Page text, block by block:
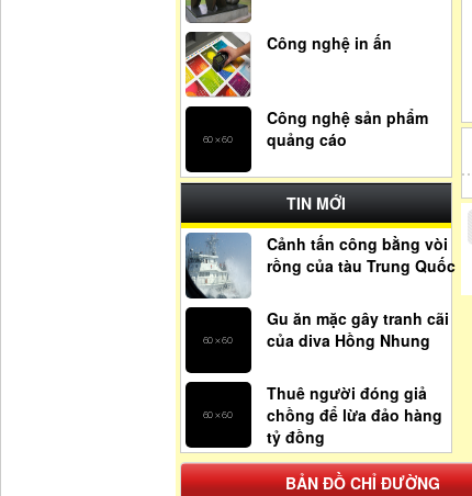
Công nghệ in ấn
Công nghệ sản phẩm
quảng cáo
TIN MỚI
Cảnh tấn công bằng vòi
rồng của tàu Trung Quốc
Gu ăn mặc gây tranh cãi
của diva Hồng Nhung
Thuê người đóng giả
chồng để lừa đảo hàng
tỷ đồng
BẢN ĐỒ CHỈ ĐƯỜNG